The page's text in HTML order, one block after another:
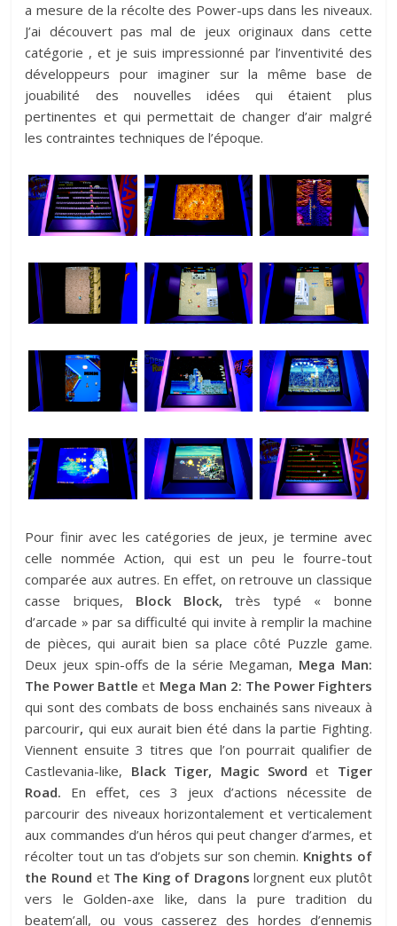
a mesure de la récolte des Power-ups dans les niveaux.
J’ai découvert pas mal de jeux originaux dans cette
catégorie , et je suis impressionné par l’inventivité des
développeurs pour imaginer sur la même base de
jouabilité des nouvelles idées qui étaient plus
pertinentes et qui permettait de changer d’air malgré
les contraintes techniques de l’époque.
Pour finir avec les catégories de jeux, je termine avec
celle nommée Action, qui est un peu le fourre-tout
comparée aux autres. En effet, on retrouve un classique
casse briques, Block Block,très typé « bonne
d’arcade » par sa difficulté qui invite à remplir la machine
de pièces, qui aurait bien sa place côté Puzzle game.
Deux jeux spin-offs de la série Megaman, Mega Man:
The Power Battleet Mega Man 2: The Power Fighters
qui sont des combats de boss enchainés sans niveaux à
parcourir, qui eux aurait bien été dans la partie Fighting.
Viennent ensuite 3 titres que l’on pourrait qualifier de
Castlevania-like, Black Tiger, Magic Swordet Tiger
Road. En effet, ces 3 jeux d’actions nécessite de
parcourir des niveaux horizontalement et verticalement
aux commandes d’un héros qui peut changer d’armes, et
récolter tout un tas d’objets sur son chemin. Knights of
the Round et The King of Dragonslorgnent eux plutôt
vers le Golden-axe like, dans la pure tradition du
beatem’all, ou vous casserez des hordes d’ennemis